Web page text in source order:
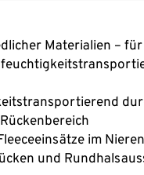
Materialien –
im
und